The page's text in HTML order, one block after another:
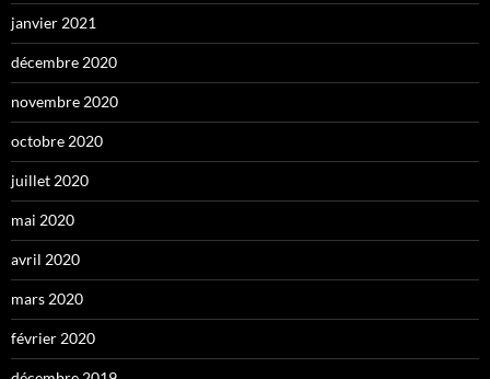
janvier 2021
décembre 2020
novembre 2020
octobre 2020
juillet 2020
mai 2020
avril 2020
mars 2020
février 2020